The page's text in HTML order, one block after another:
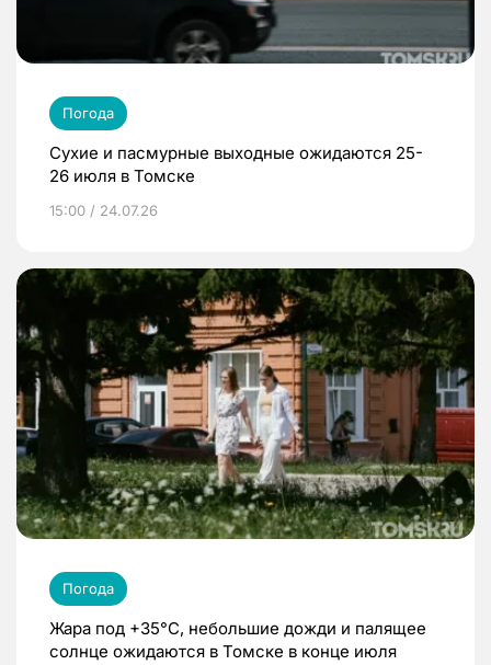
Погода
Сухие и пасмурные выходные ожидаются 25-
26 июля в Томске
15:00 / 24.07.26
Погода
Жара под +35°С, небольшие дожди и палящее
солнце ожидаются в Томске в конце июля